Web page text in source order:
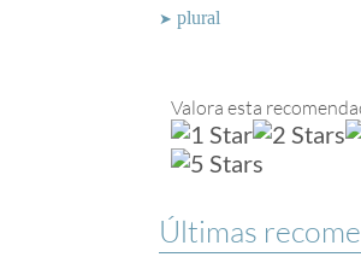
➤ plural
Valora esta
Últimas